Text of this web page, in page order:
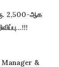
2,500-ஆக
&